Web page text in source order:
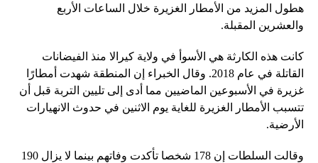
هطول المزيد من الأمطار الغزيرة خلال الساعات الأربع
والعشرين المقبلة.
كانت هذه الكارثة هي الأسوأ في ولاية كيرالا منذ الفيضانات
القاتلة في عام 2018. وقال الخبراء إن المنطقة شهدت أمطارًا
غزيرة في الأسبوعين الماضيين مما أدى إلى تليين التربة قبل أن
تتسبب الأمطار الغزيرة للغاية يوم الاثنين في حدوث الانهيارات
الأرضية.
وقالت السلطات إن 178 شخصا تأكدت وفاتهم بينما لا يزال 190